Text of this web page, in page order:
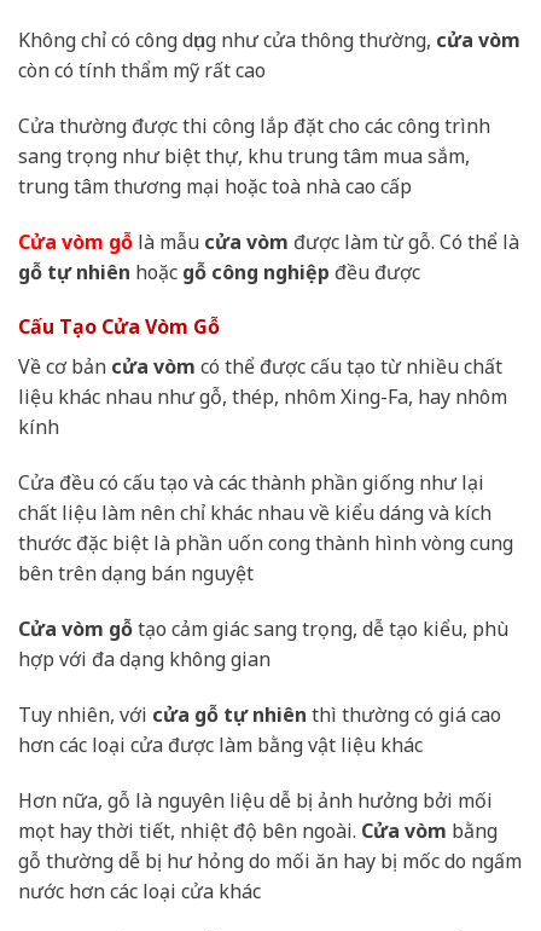
Không chỉ có công dụng như cửa thông thường, cửa vòm
còn có tính thẩm mỹ rất cao
Cửa thường được thi công lắp đặt cho các công trình
sang trọng như biệt thự, khu trung tâm mua sắm,
trung tâm thương mại hoặc toà nhà cao cấp
Cửa vòm gỗ là mẫu cửa vòm được làm từ gỗ. Có thể là
gỗ tự nhiên hoặc gỗ công nghiệp đều được
Cấu Tạo Cửa Vòm Gỗ
Về cơ bản cửa vòm có thể được cấu tạo từ nhiều chất
liệu khác nhau như gỗ, thép, nhôm Xing-Fa, hay nhôm
kính
Cửa đều có cấu tạo và các thành phần giống như lại
chất liệu làm nên chỉ khác nhau về kiểu dáng và kích
thước đặc biệt là phần uốn cong thành hình vòng cung
bên trên dạng bán nguyệt
Cửa vòm gỗtạo cảm giác sang trọng, dễ tạo kiểu, phù
hợp với đa dạng không gian
Tuy nhiên, với cửa gỗ tự nhiên thì thường có giá cao
hơn các loại cửa được làm bằng vật liệu khác
Hơn nữa, gỗ là nguyên liệu dễ bị ảnh hưởng bởi mối
mọt hay thời tiết, nhiệt độ bên ngoài. Cửa vòm bằng
gỗ thường dễ bị hư hỏng do mối ăn hay bị mốc do ngấm
nước hơn các loại cửa khác